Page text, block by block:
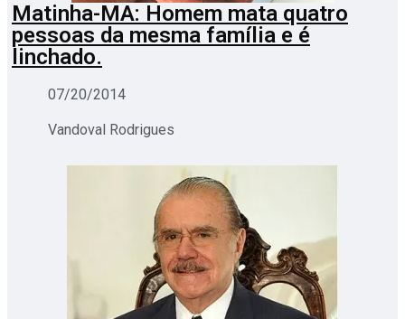
Matinha-MA: Homem mata quatro
pessoas da mesma família e é
linchado.
07/20/2014
Vandoval Rodrigues